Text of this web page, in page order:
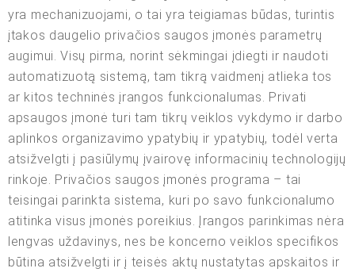
yra mechanizuojami, o tai yra teigiamas būdas, turintis
įtakos daugelio privačios saugos įmonės parametrų
augimui. Visų pirma, norint sėkmingai įdiegti ir naudoti
automatizuotą sistemą, tam tikrą vaidmenį atlieka tos
ar kitos techninės įrangos funkcionalumas. Privati
apsaugos įmonė turi tam tikrų veiklos vykdymo ir darbo
aplinkos organizavimo ypatybių ir ypatybių, todėl verta
atsižvelgti į pasiūlymų įvairovę informacinių technologijų
rinkoje. Privačios saugos įmonės programa – tai
teisingai parinkta sistema, kuri po savo funkcionalumo
atitinka visus įmonės poreikius. Įrangos parinkimas nėra
lengvas uždavinys, nes be koncerno veiklos specifikos
būtina atsižvelgti ir į teisės aktų nustatytas apskaitos ir